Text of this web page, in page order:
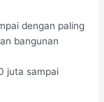
dengan paling
bangunan
juta sampai